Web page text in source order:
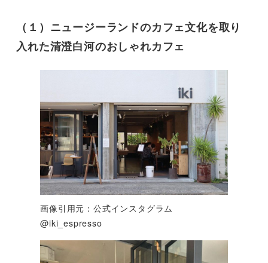
（１）ニュージーランドのカフェ文化を取り
入れた清澄白河のおしゃれカフェ
画像引用元：公式インスタグラム
@iki_espresso